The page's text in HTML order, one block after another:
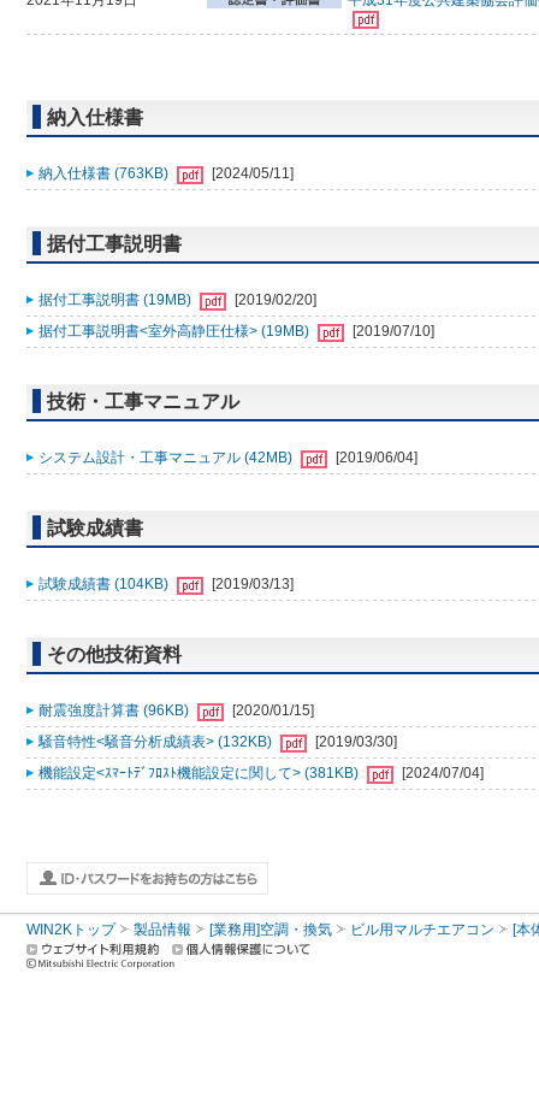
納入仕様書
納入仕様書 (763KB) [2024/05/11]
据付工事説明書
据付工事説明書 (19MB)
[2019/02/20]
据付工事説明書<室外高静圧仕様> (19MB)
[2019/07/10]
技術・工事マニュアル
システム設計・工事マニュアル (42MB) [2019/06/04]
試験成績書
試験成績書 (104KB) [2019/03/13]
その他技術資料
耐震強度計算書 (96KB)
[2020/01/15]
騒音特性<騒音分析成績表> (132KB)
[2019/03/30]
機能設定<ｽﾏｰﾄﾃﾞﾌﾛｽﾄ機能設定に関して> (381KB)
[2024/07/04]
WIN2Kトップ 製品情報 [業務用]空調・換気 ビル用マルチエアコン [本